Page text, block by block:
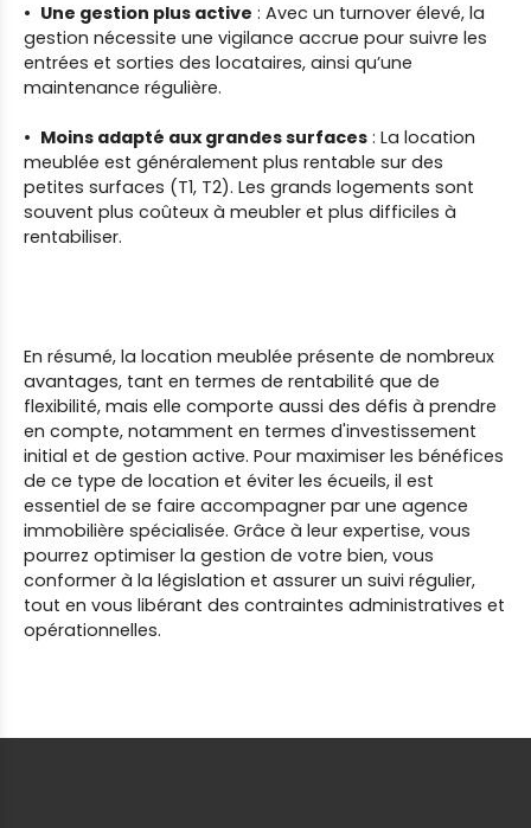
Une gestion plus active : Avec un turnover élevé, la
gestion nécessite une vigilance accrue pour suivre les
entrées et sorties des locataires, ainsi qu’une
maintenance régulière.
Moins adapté aux grandes surfaces : La location
meublée est généralement plus rentable sur des
petites surfaces (T1, T2). Les grands logements sont
souvent plus coûteux à meubler et plus difficiles à
rentabiliser.
En résumé, la location meublée présente de nombreux
avantages, tant en termes de rentabilité que de
flexibilité, mais elle comporte aussi des défis à prendre
en compte, notamment en termes d'investissement
initial et de gestion active. Pour maximiser les bénéfices
de ce type de location et éviter les écueils, il est
essentiel de se faire accompagner par une agence
immobilière spécialisée. Grâce à leur expertise, vous
pourrez optimiser la gestion de votre bien, vous
conformer à la législation et assurer un suivi régulier,
tout en vous libérant des contraintes administratives et
opérationnelles.